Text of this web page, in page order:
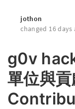
jothon
changed 16 days
g0v
單位與